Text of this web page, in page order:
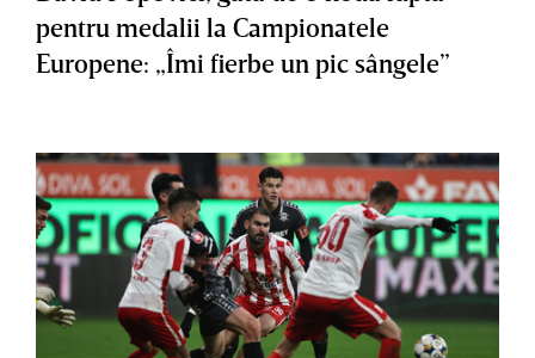
pentru medalii la Campionatele
Europene: „Îmi fierbe un pic sângele”